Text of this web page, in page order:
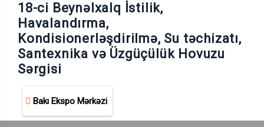
18-ci Beynəlxalq İstilik,
Havalandırma,
Kondisionerləşdirilmə, Su təchizatı,
Santexnika və Üzgüçülük Hovuzu
Sərgisi
Bakı Ekspo Mərkəzi